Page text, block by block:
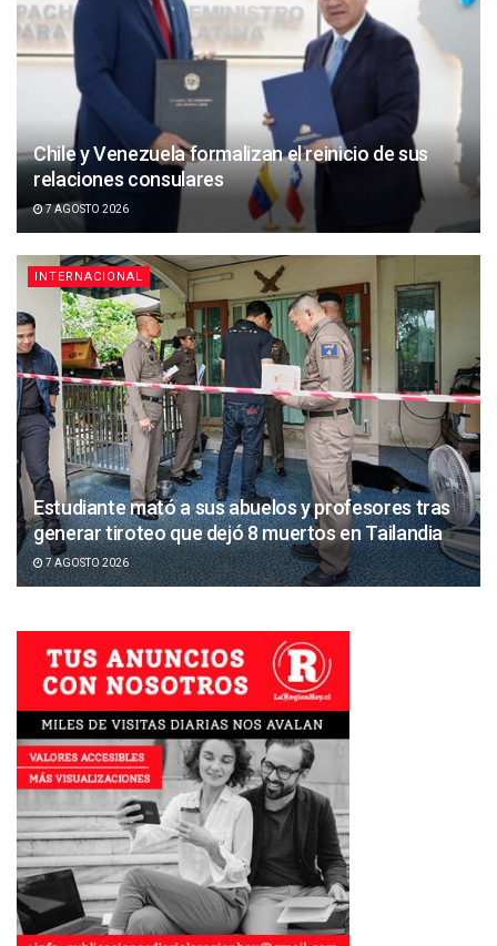
Chile y Venezuela formalizan el reinicio de sus
relaciones consulares
7 AGOSTO 2026
INTERNACIONAL
Estudiante mató a sus abuelos y profesores tras
generar tiroteo que dejó 8 muertos en Tailandia
7 AGOSTO 2026